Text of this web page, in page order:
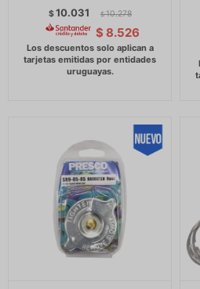
$10.031 $ 10.278
$ 8.526